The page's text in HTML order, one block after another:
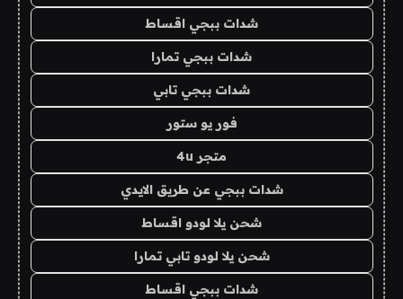
شدات ببجي اقساط
شدات ببجي تمارا
شدات ببجي تابي
فور يو ستور
متجر 4u
شدات ببجي عن طريق الايدي
شحن يلا لودو اقساط
شحن يلا لودو تابي تمارا
شدات ببجي اقساط